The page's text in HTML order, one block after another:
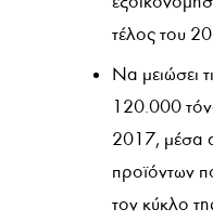
τέλος του
Να μειώσει
120.000
2017, μέσα
προϊόντων
τον κύκλο